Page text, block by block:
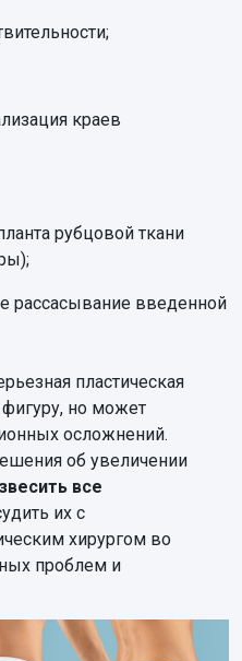
краев
рубцовой ткани
рассасывание введенной
пластическая
фигуру, но может
осложнений.
об увеличении
все
их с
хирургом во
проблем и